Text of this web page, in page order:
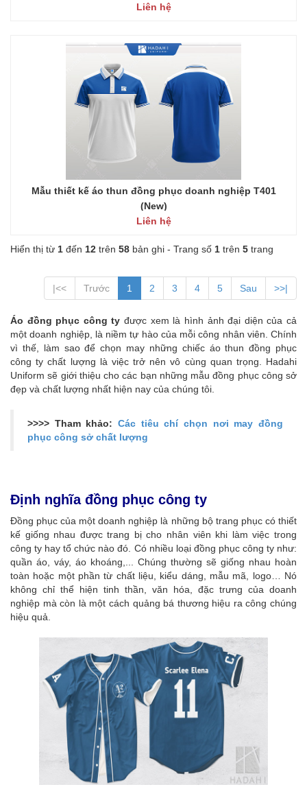
Liên hệ
Mẫu thiết kế áo thun đồng phục doanh nghiệp T401
(New)
Liên hệ
Hiển thị từ 1 đến 12 trên 58 bản ghi - Trang số 1 trên 5 trang
|<< Trước 1 2 3 4 5 Sau >>|
Áo đồng phục công ty được xem là hình ảnh đại diện của cả
một doanh nghiệp, là niềm tự hào của mỗi công nhân viên. Chính
vì thế, làm sao để chọn may những chiếc áo thun đồng phục
công ty chất lượng là việc trở nên vô cùng quan trọng. Hadahi
Uniform sẽ giới thiệu cho các bạn những mẫu đồng phục công sở
đẹp và chất lượng nhất hiện nay của chúng tôi.
>>>> Tham khảo: Các tiêu chí chọn nơi may đồng
phục công sở chất lượng
Định nghĩa đồng phục công ty
Đồng phục của một doanh nghiệp là những bộ trang phục có thiết
kế giống nhau được trang bị cho nhân viên khi làm việc trong
công ty hay tổ chức nào đó. Có nhiều loại đồng phục công ty như:
quần áo, váy, áo khoáng,... Chúng thường sẽ giống nhau hoàn
toàn hoặc một phần từ chất liệu, kiểu dáng, mẫu mã, logo… Nó
không chỉ thể hiện tinh thần, văn hóa, đặc trưng của doanh
nghiệp mà còn là một cách quảng bá thương hiệu ra công chúng
hiệu quả.